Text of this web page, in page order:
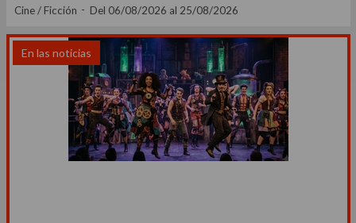
Cine / Ficción Del 06/08/2026 al 25/08/2026
En las noticias